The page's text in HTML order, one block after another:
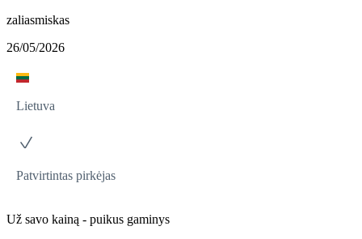
zaliasmiskas
26/05/2026
Lietuva
Patvirtintas pirkėjas
Už savo kainą - puikus gaminys